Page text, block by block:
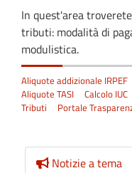
In quest'area
tributi: modalità di
modulistica.
Aliquote addizionale IRPEF
Aliquote TASI
Calcolo IUC
Tributi
Portale
Notizie a tema